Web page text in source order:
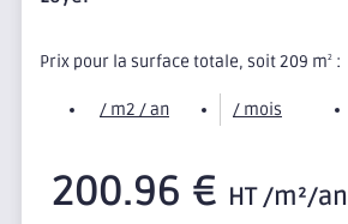
Prix pour la surface totale, soit 209 m2 :
/ m2 / an / mois
200.96 € HT /m²/an